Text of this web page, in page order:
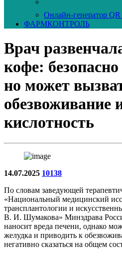
Онлайн-генератор QR
ФАРМКОНТРОЛЬ
Врач
кофе:
но может
обезвоживание
кислотность
14.07.2025 10138
По словам заведующей
«Национальный медицинский
трансплантологии и
В. И. Шумакова» Минздрава
наносит вреда печени, однако
желудка и приводить к
негативно сказаться на общем